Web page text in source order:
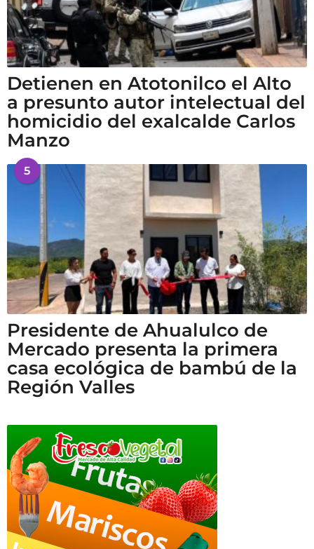
Detienen en Atotonilco el Alto
a presunto autor intelectual del
homicidio del exalcalde Carlos
Manzo
5
Presidente de Ahualulco de
Mercado presenta la primera
casa ecológica de bambú de la
Región Valles